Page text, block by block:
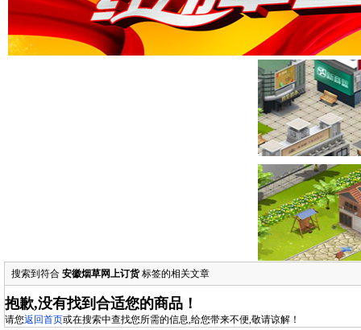
搜索到符合 安徽烟草网上订货标签的相关文章
抱歉,没有找到合适您的商品！
请您返回首页或在搜索中查找您所需的信息,给您带来不便,敬请谅解！